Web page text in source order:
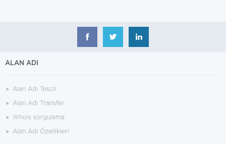
ALAN ADI
Alan Adı Tescil
Alan Adı Transfer
Whois sorgulama
Alan Adı Özellikleri